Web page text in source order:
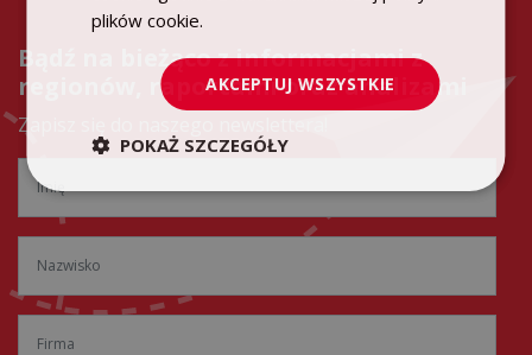
Bądź na bieżąco z informacjami z
regionów, raportami oraz analizami
Zapisz się do naszego newslettera!
plików cookie.
AKCEPTUJ WSZYSTKIE
POKAŻ SZCZEGÓŁY